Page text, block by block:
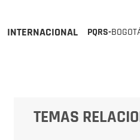
INTERNACIONAL PQRS-
TEMAS